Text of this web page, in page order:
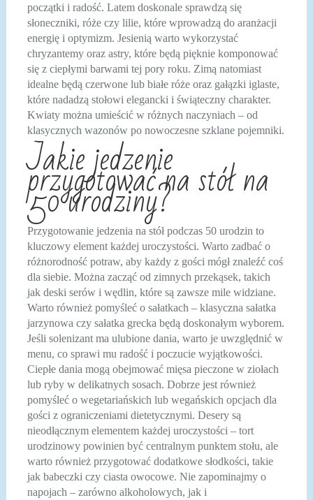
początki i radość. Latem doskonale sprawdzą się
słoneczniki, róże czy lilie, które wprowadzą do aranżacji
energię i optymizm. Jesienią warto wykorzystać
chryzantemy oraz astry, które będą pięknie komponować
się z ciepłymi barwami tej pory roku. Zimą natomiast
idealne będą czerwone lub białe róże oraz gałązki iglaste,
które nadadzą stołowi elegancki i świąteczny charakter.
Kwiaty można umieścić w różnych naczyniach – od
klasycznych wazonów po nowoczesne szklane pojemniki.
Jakie jedzenie
przygotować na stół na
50 urodziny?
Przygotowanie jedzenia na stół podczas 50 urodzin to
kluczowy element każdej uroczystości. Warto zadbać o
różnorodność potraw, aby każdy z gości mógł znaleźć coś
dla siebie. Można zacząć od zimnych przekąsek, takich
jak deski serów i wędlin, które są zawsze mile widziane.
Warto również pomyśleć o sałatkach – klasyczna sałatka
jarzynowa czy sałatka grecka będą doskonałym wyborem.
Jeśli solenizant ma ulubione dania, warto je uwzględnić w
menu, co sprawi mu radość i poczucie wyjątkowości.
Ciepłe dania mogą obejmować mięsa pieczone w ziołach
lub ryby w delikatnych sosach. Dobrze jest również
pomyśleć o wegetariańskich lub wegańskich opcjach dla
gości z ograniczeniami dietetycznymi. Desery są
nieodłącznym elementem każdej uroczystości – tort
urodzinowy powinien być centralnym punktem stołu, ale
warto również przygotować dodatkowe słodkości, takie
jak babeczki czy ciasta owocowe. Nie zapominajmy o
napojach – zarówno alkoholowych, jak i